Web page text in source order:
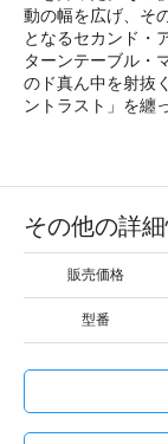
動の幅を広げ、そ
となるセカンド・
ターンテーブル・
のド真ん中を射抜
ントラスト」を纏
その他の詳
販売価格
型番